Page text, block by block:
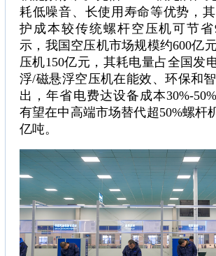
耗低噪音、长使用寿命等优势，
护成本较传统螺杆空压机可节省
示，我国空压机市场规模约600亿
压机150亿元，其耗电量占全国发
浮/磁悬浮空压机在能效、环保和
出，年省电费达设备成本30%-
有望在中高端市场替代超50%螺杆
亿吨。